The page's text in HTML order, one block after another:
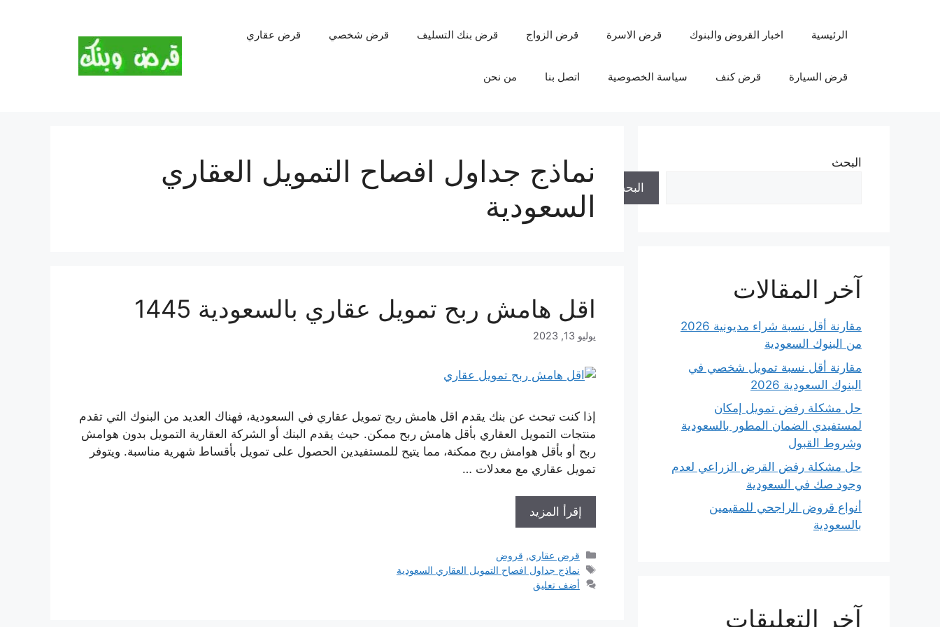
الرئيسية اخبار القروض والبنوك قرض الاسرة قرض الزواج قرض بنك التسليف قرض شخصي قرض عقاري
قرض السيارة قرض كنف سياسة الخصوصية اتصل بنا من نحن
نماذج جداول افصاح التمويل العقاري
السعودية
اقل هامش ربح تمويل عقاري بالسعودية 1445
يوليو 13, 2023
إذا كنت تبحث عن بنك يقدم اقل هامش ربح تمويل عقاري في السعودية، فهناك العديد من البنوك التي تقدم
منتجات التمويل العقاري بأقل هامش ربح ممكن. حيث يقدم البنك أو الشركة العقارية التمويل بدون هوامش
ربح أو بأقل هوامش ربح ممكنة، مما يتيح للمستفيدين الحصول على تمويل بأقساط شهرية مناسبة. ويتوفر
تمويل عقاري مع معدلات …
إقرأ المزيد
التصنيفات
قرض عقاري, قروض
الوسوم
نماذج جداول افصاح التمويل العقاري السعودية
أضف تعليق
البحث
البحث
آخر المقالات
مقارنة أقل نسبة شراء مديونية 2026
من البنوك السعودية
مقارنة أقل نسبة تمويل شخصي في
البنوك السعودية 2026
حل مشكلة رفض تمويل إمكان
لمستفيدي الضمان المطور بالسعودية
وشروط القبول
حل مشكلة رفض القرض الزراعي لعدم
وجود صك في السعودية
أنواع قروض الراجحي للمقيمين
بالسعودية
آخر التعليقات